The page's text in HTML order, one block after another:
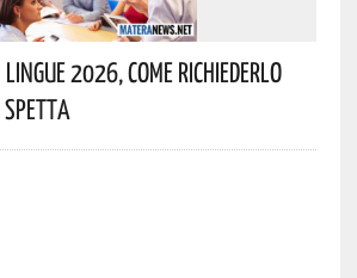
2026, Come Richiederlo
Spetta